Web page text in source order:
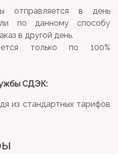
отправляется в день
по данному способу
в другой день.
только по 100%
СДЭК:
из стандартных тарифов